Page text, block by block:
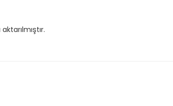
eğitime ulaştın!
aboneliği alarak daha avantajlı bir şekilde